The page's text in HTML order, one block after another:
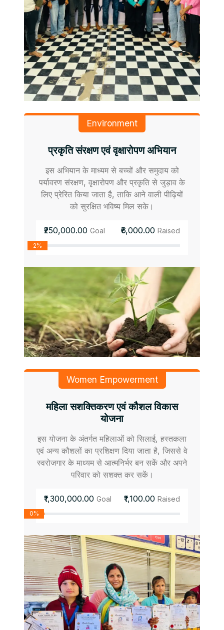
Environment
प्रकृति संरक्षण एवं वृक्षारोपण अभियान
इस अभियान के माध्यम से बच्चों और समुदाय को
पर्यावरण संरक्षण, वृक्षारोपण और प्रकृति से जुड़ाव के
लिए प्रेरित किया जाता है, ताकि आने वाली पीढ़ियों
को सुरक्षित भविष्य मिल सके।
₹250,000.00 Goal ₹6,000.00 Raised
2%
Women Empowerment
महिला सशक्तिकरण एवं कौशल विकास
योजना
इस योजना के अंतर्गत महिलाओं को सिलाई, हस्तकला
एवं अन्य कौशलों का प्रशिक्षण दिया जाता है, जिससे वे
स्वरोजगार के माध्यम से आत्मनिर्भर बन सकें और अपने
परिवार को सशक्त कर सकें।
₹1,300,000.00 Goal ₹1,100.00 Raised
0%